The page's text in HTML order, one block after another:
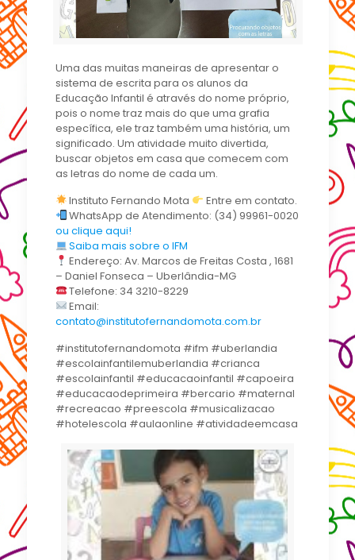
Uma das muitas maneiras de apresentar o
sistema de escrita para os alunos da
Educação Infantil é através do nome próprio,
pois o nome traz mais do que uma grafia
específica, ele traz também uma história, um
significado. Um atividade muito divertida,
buscar objetos em casa que comecem com
as letras do nome de cada um.
Instituto Fernando Mota
Entre em contato.
WhatsApp de Atendimento: (34) 99961-0020
ou clique aqui!
Saiba mais sobre o IFM
Endereço: Av. Marcos de Freitas Costa , 1681
– Daniel Fonseca – Uberlândia-MG
Telefone: 34 3210-8229
Email:
contato@institutofernandomota.com.br
#institutofernandomota #ifm #uberlandia
#escolainfantilemuberlandia #crianca
#escolainfantil #educacaoinfantil #capoeira
#educacaodeprimeira #bercario #maternal
#recreacao #preescola #musicalizacao
#hotelescola #aulaonline #atividadeemcasa